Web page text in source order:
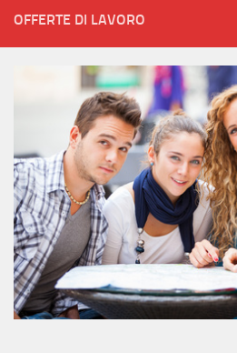
OFFERTE DI LAVORO